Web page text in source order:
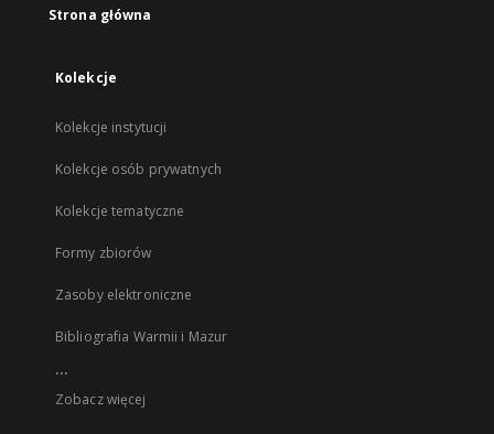
Strona główna
Kolekcje
Kolekcje instytucji
Kolekcje osób prywatnych
Kolekcje tematyczne
Formy zbiorów
Zasoby elektroniczne
Bibliografia Warmii i Mazur
...
Zobacz więcej